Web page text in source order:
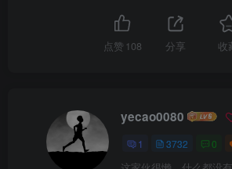
点赞 108 分享 收
yecao0080
1 3732 0